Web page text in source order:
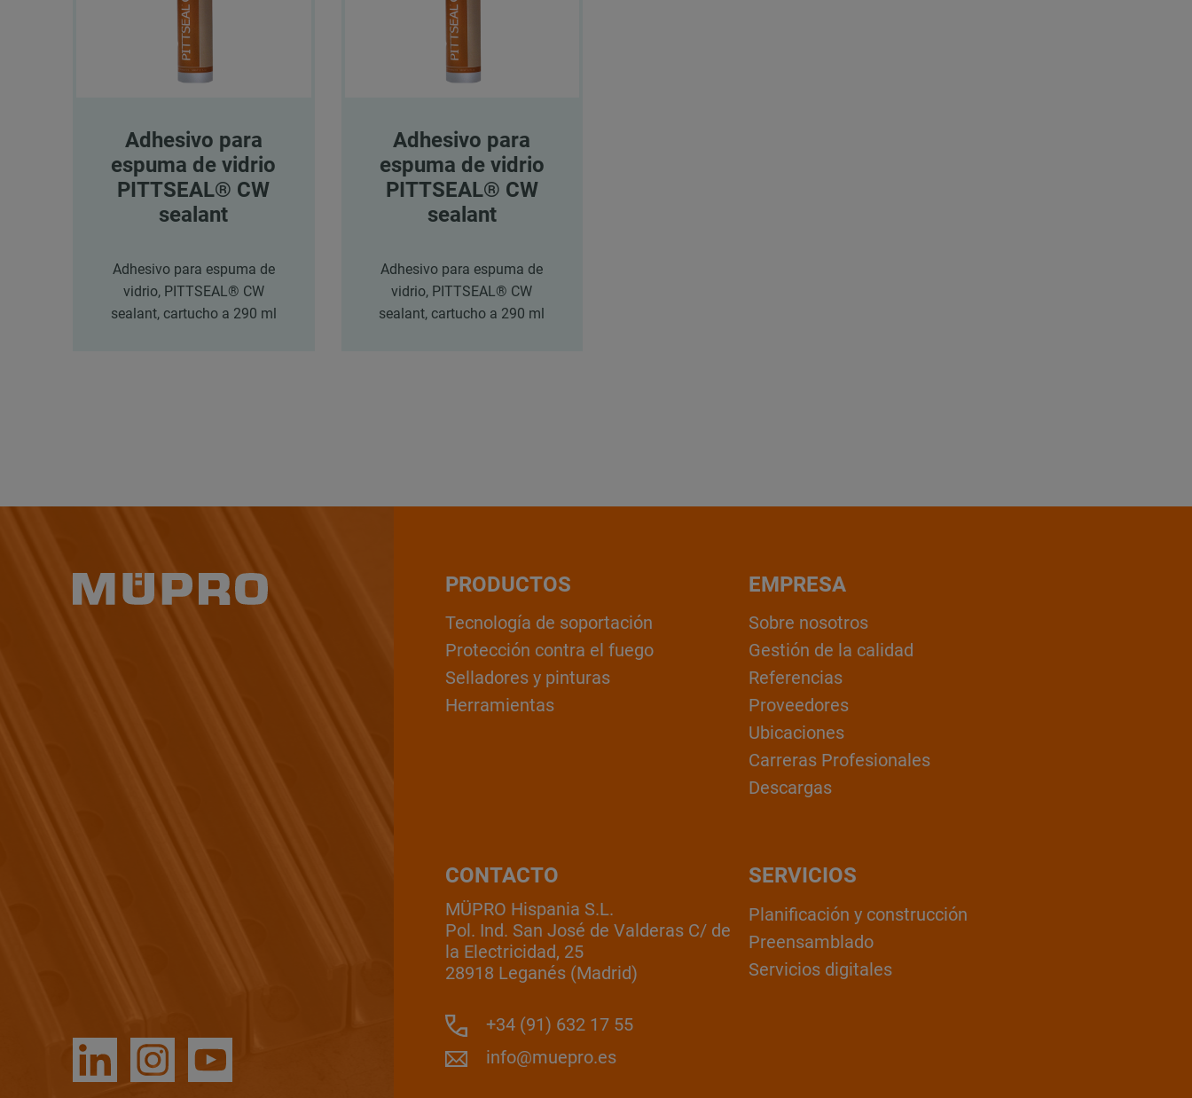
Adhesivo para
espuma de vidrio
PITTSEAL® CW
sealant
Adhesivo para espuma de
vidrio, PITTSEAL® CW
sealant, cartucho a 290 ml
Adhesivo para
espuma de vidrio
PITTSEAL® CW
sealant
Adhesivo para espuma de
vidrio, PITTSEAL® CW
sealant, cartucho a 290 ml
PRODUCTOS
Tecnología de soportación
Protección contra el fuego
Selladores y pinturas
Herramientas
EMPRESA
Sobre nosotros
Gestión de la calidad
Referencias
Proveedores
Ubicaciones
Carreras Profesionales
Descargas
CONTACTO
MÜPRO Hispania S.L.
Pol. Ind. San José de Valderas C/ de
la Electricidad, 25
28918 Leganés (Madrid)
+34 (91) 632 17 55
info@muepro.es
SERVICIOS
Planificación y construcción
Preensamblado
Servicios digitales